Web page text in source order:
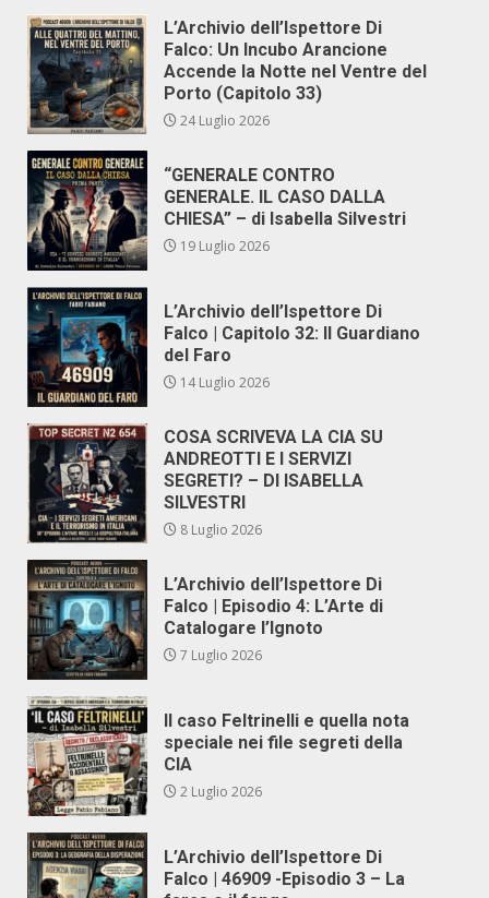
L’Archivio dell’Ispettore Di
Falco: Un Incubo Arancione
Accende la Notte nel Ventre del
Porto (Capitolo 33)
24 Luglio 2026
“GENERALE CONTRO
GENERALE. IL CASO DALLA
CHIESA” – di Isabella Silvestri
19 Luglio 2026
L’Archivio dell’Ispettore Di
Falco | Capitolo 32: Il Guardiano
del Faro
14 Luglio 2026
COSA SCRIVEVA LA CIA SU
ANDREOTTI E I SERVIZI
SEGRETI? – DI ISABELLA
SILVESTRI
8 Luglio 2026
L’Archivio dell’Ispettore Di
Falco | Episodio 4: L’Arte di
Catalogare l’Ignoto
7 Luglio 2026
Il caso Feltrinelli e quella nota
speciale nei file segreti della
CIA
2 Luglio 2026
L’Archivio dell’Ispettore Di
Falco | 46909 -Episodio 3 – La